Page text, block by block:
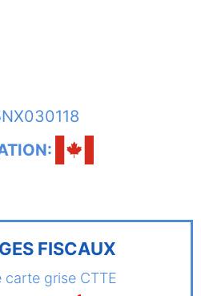
FISCAUX
carte grise CTTE